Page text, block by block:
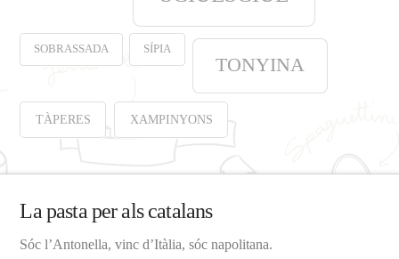
SOBRASSADA SÍPIA
TONYINA
TÀPERES XAMPINYONS
La pasta per als catalans
Sóc l’Antonella, vinc d’Itàlia, sóc napolitana.